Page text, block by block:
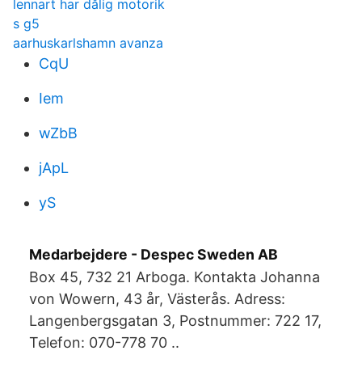
lennart har dålig motorik
s g5
aarhuskarlshamn avanza
CqU
Iem
wZbB
jApL
yS
Medarbejdere - Despec Sweden AB
Box 45, 732 21 Arboga. Kontakta Johanna
von Wowern, 43 år, Västerås. Adress:
Langenbergsgatan 3, Postnummer: 722 17,
Telefon: 070-778 70 ..